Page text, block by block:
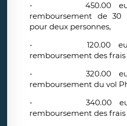
-
450.00
remboursement de 30
pour deux personnes,
-
120.00
remboursement des frais
-
320.00
remboursement du vol
-
340.00
remboursement des